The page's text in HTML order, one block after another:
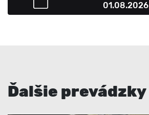
01.08.2026
Ďalšie prevádzky